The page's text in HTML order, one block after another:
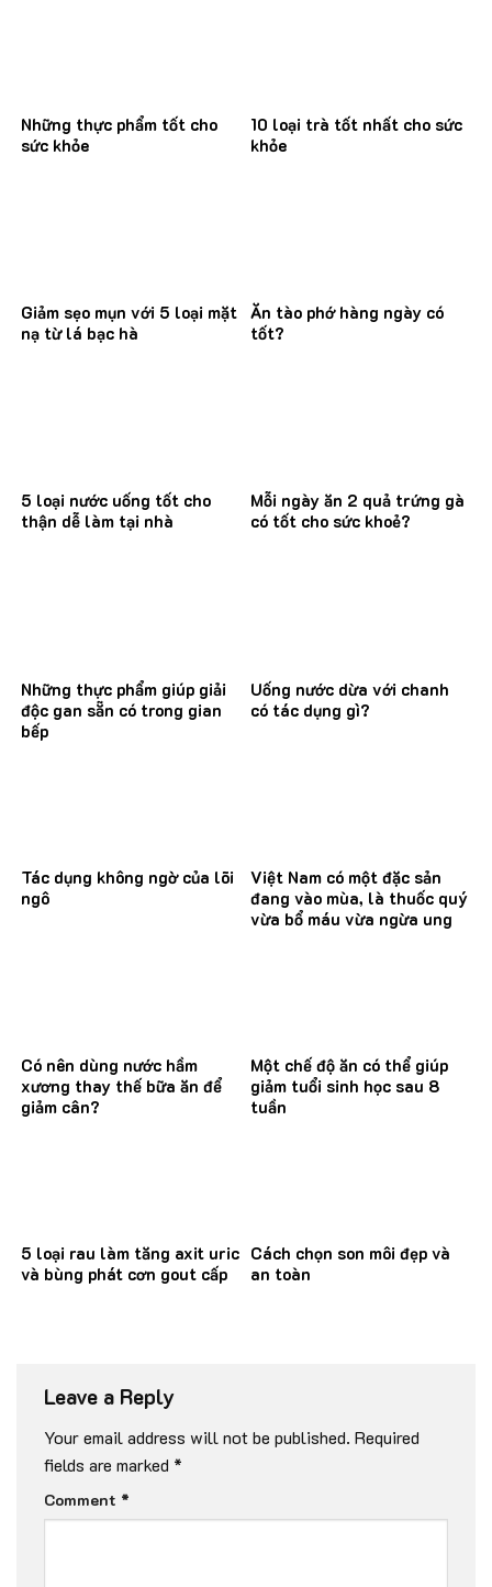
Những thực phẩm tốt cho
sức khỏe
10 loại trà tốt nhất cho sức
khỏe
Giảm sẹo mụn với 5 loại mặt
nạ từ lá bạc hà
Ăn tào phớ hàng ngày có
tốt?
5 loại nước uống tốt cho
thận dễ làm tại nhà
Mỗi ngày ăn 2 quả trứng gà
có tốt cho sức khoẻ?
Những thực phẩm giúp giải
độc gan sẵn có trong gian
bếp
Uống nước dừa với chanh
có tác dụng gì?
Tác dụng không ngờ của lõi
ngô
Việt Nam có một đặc sản
đang vào mùa, là thuốc quý
vừa bổ máu vừa ngừa ung
Có nên dùng nước hầm
xương thay thế bữa ăn để
giảm cân?
Một chế độ ăn có thể giúp
giảm tuổi sinh học sau 8
tuần
5 loại rau làm tăng axit uric
và bùng phát cơn gout cấp
Cách chọn son môi đẹp và
an toàn
Leave a Reply
Your email address will not be published. Required
fields are marked *
Comment *